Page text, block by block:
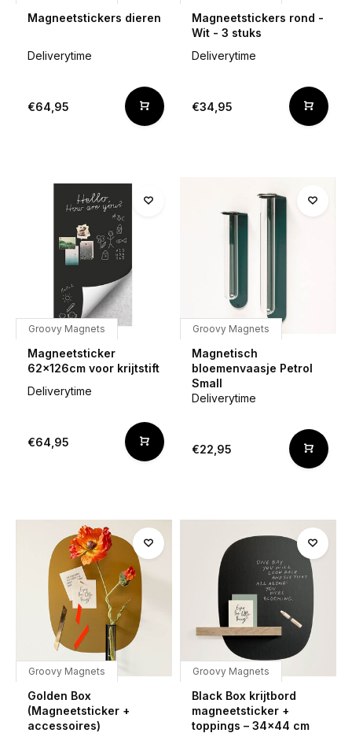
Magneetstickers dieren
Deliverytime
€64,95
Magneetstickers rond -
Wit - 3 stuks
Deliverytime
€34,95
Groovy Magnets
Magneetsticker
62x126cm voor krijtstift
Deliverytime
€64,95
Groovy Magnets
Magnetisch
bloemenvaasje Petrol
Small
Deliverytime
€22,95
Groovy Magnets
Golden Box
(Magneetsticker +
accessoires)
Groovy Magnets
Black Box krijtbord
magneetsticker +
toppings – 34×44 cm